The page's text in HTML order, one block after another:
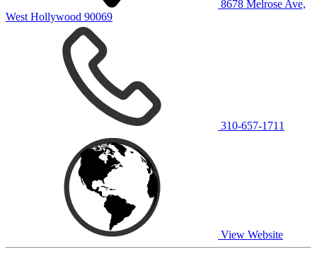
8678 Melrose Ave,
West Hollywood 90069
310-657-1711
View Website